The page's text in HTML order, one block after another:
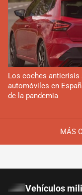
MÁS
Los coches anticrisis
automóviles en
de la pandemia
Vehículos